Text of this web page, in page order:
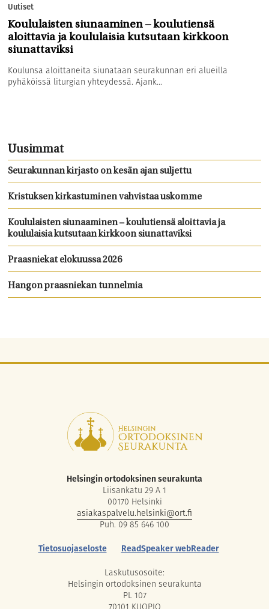
Uutiset
Koululaisten siunaaminen – koulutiensä
aloittavia ja koululaisia kutsutaan kirkkoon
siunattaviksi
Koulunsa aloittaneita siunataan seurakunnan eri alueilla
pyhäköissä liturgian yhteydessä. Ajank...
Uusimmat
Seurakunnan kirjasto on kesän ajan suljettu
Kristuksen kirkastuminen vahvistaa uskomme
Koululaisten siunaaminen – koulutiensä aloittavia ja
koululaisia kutsutaan kirkkoon siunattaviksi
Praasniekat elokuussa 2026
Hangon praasniekan tunnelmia
Helsingin ortodoksinen seurakunta
Liisankatu 29 A 1
00170 Helsinki
asiakaspalvelu.helsinki@ort.fi
Puh. 09 85 646 100
Tietosuojaseloste
ReadSpeaker webReader
Laskutusosoite:
Helsingin ortodoksinen seurakunta
PL 107